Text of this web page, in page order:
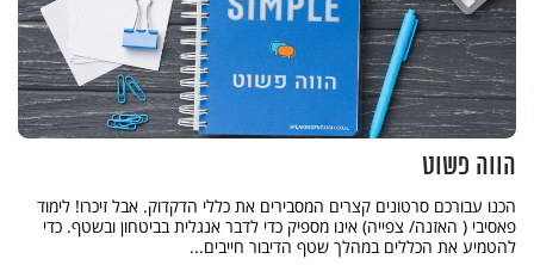
הווה פשוט
הכנו עבורכם סרטונים קצרים המסבירים את כללי הדקדוק. אבל זיכרו! לימוד
פאסיבי ( האזנה/ צפייה) אינו מספיק כדי לדבר אנגלית בביטחון ובשטף. כדי
להטמיע את הכללים במהלך שטף הדיבור חייבים...